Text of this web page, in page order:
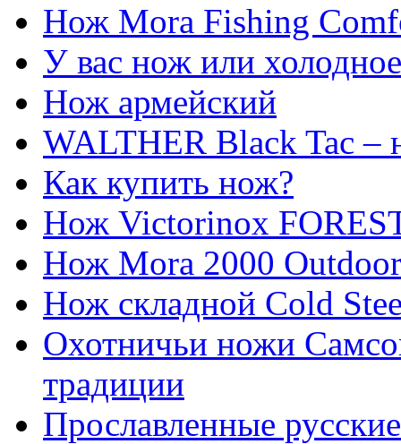
Нож Mora Fishing
У вас нож или
Нож армейский
WALTHER Black Tac –
Как купить нож?
Нож Victorinox
Нож Mora 2000 Outdoor
Нож складной Cold
Охотничьи ножи
традиции
Прославленные